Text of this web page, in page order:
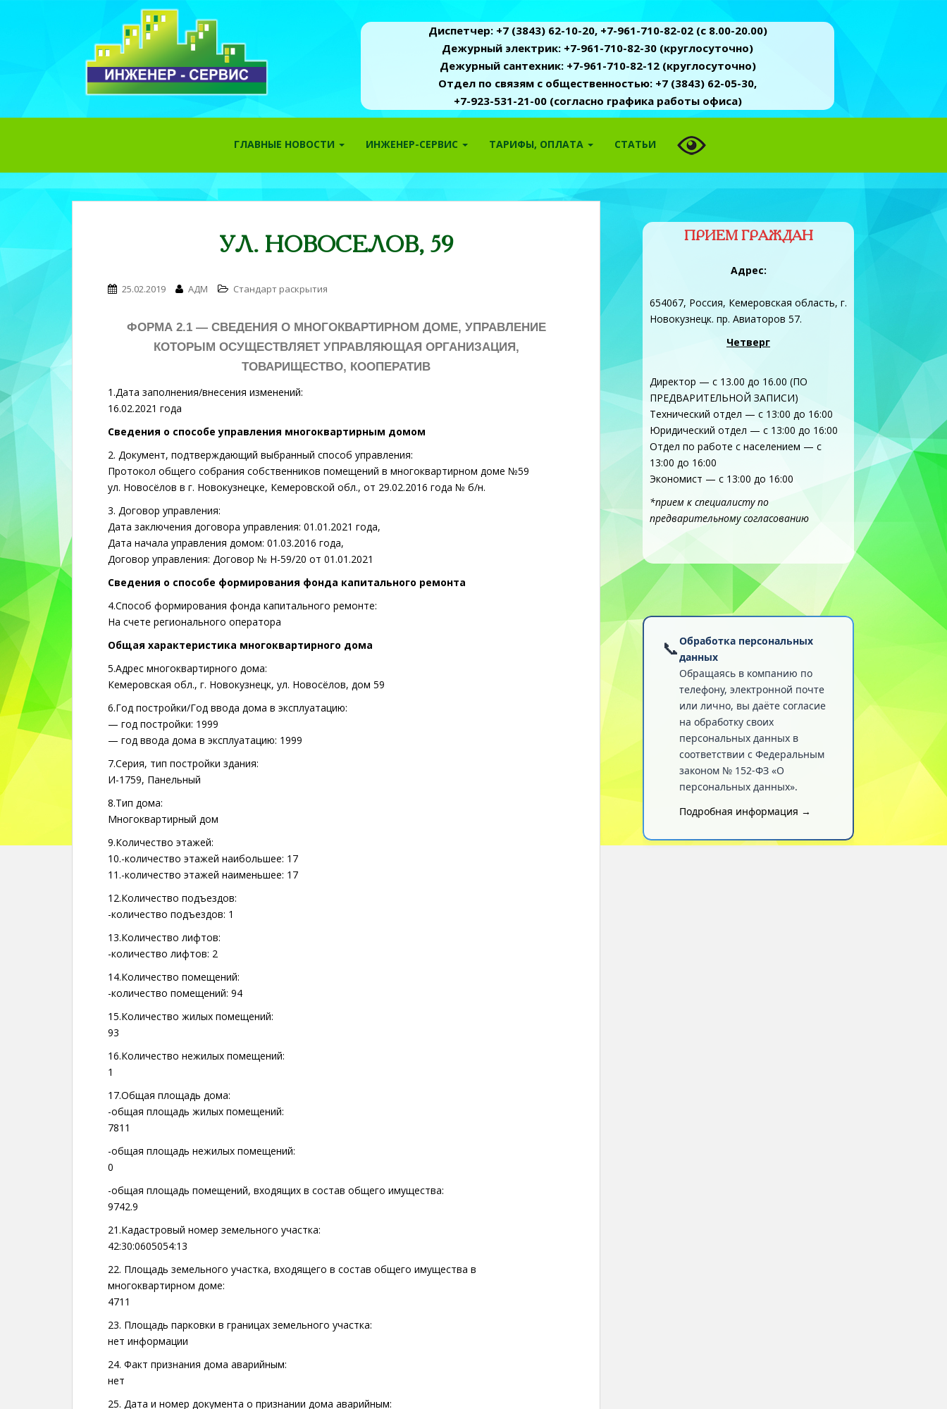
Диспетчер: +7 (3843) 62-10-20, +7-961-710-82-02 (c 8.00-20.00)
Дежурный электрик: +7-961-710-82-30 (круглосуточно)
Дежурный сантехник: +7-961-710-82-12 (круглосуточно)
Отдел по связям с общественностью: +7 (3843) 62-05-30,
+7-923-531-21-00 (согласно графика работы офиса)
p
t
i
n
ГЛАВНЫЕ НОВОСТИ ИНЖЕНЕР-СЕРВИС ТАРИФЫ, ОПЛАТА СТАТЬИ
УЛ. НОВОСЕЛОВ, 59
25.02.2019 АДМ Стандарт раскрытия
ФОРМА 2.1 —СВЕДЕНИЯ О МНОГОКВАРТИРНОМ ДОМЕ, УПРАВЛЕНИЕ
КОТОРЫМ ОСУЩЕСТВЛЯЕТ УПРАВЛЯЮЩАЯ ОРГАНИЗАЦИЯ,
ТОВАРИЩЕСТВО, КООПЕРАТИВ
1.Дата заполнения/внесения изменений:
16.02.2021 года
Сведения о способе управления многоквартирным домом
2. Документ, подтверждающий выбранный способ управления:
Протокол общего собрания собственников помещений в многоквартирном доме №59
ул. Новосёлов в г. Новокузнецке, Кемеровской обл., от 29.02.2016 года № б/н.
3. Договор управления:
Дата заключения договора управления: 01.01.2021 года,
Дата начала управления домом: 01.03.2016 года,
Договор управления: Договор № Н-59/20 от 01.01.2021
Сведения о способе формирования фонда капитального ремонта
4.Способ формирования фонда капитального ремонте:
На счете регионального оператора
Общая характеристика многоквартирного дома
5.Адрес многоквартирного дома:
Кемеровская обл., г. Новокузнецк, ул. Новосёлов, дом 59
6.Год постройки/Год ввода дома в эксплуатацию:
— год постройки: 1999
— год ввода дома в эксплуатацию: 1999
7.Серия, тип постройки здания:
И-1759, Панельный
8.Тип дома:
Многоквартирный дом
9.Количество этажей:
10.-количество этажей наибольшее: 17
11.-количество этажей наименьшее: 17
12.Количество подъездов:
-количество подъездов: 1
13.Количество лифтов:
-количество лифтов: 2
14.Количество помещений:
-количество помещений: 94
15.Количество жилых помещений:
93
16.Количество нежилых помещений:
1
17.Общая площадь дома:
-общая площадь жилых помещений:
7811
-общая площадь нежилых помещений:
0
-общая площадь помещений, входящих в состав общего имущества:
9742.9
21.Кадастровый номер земельного участка:
42:30:0605054:13
22. Площадь земельного участка, входящего в состав общего имущества в
многоквартирном доме:
4711
23. Площадь парковки в границах земельного участка:
нет информации
24. Факт признания дома аварийным:
нет
25. Дата и номер документа о признании дома аварийным:
ПРИЕМ ГРАЖДАН
Адрес:
654067, Россия, Кемеровская область, г.
Новокузнецк. пр. Авиаторов 57.
Четверг
Директор — с 13.00 до 16.00 (ПО
ПРЕДВАРИТЕЛЬНОЙ ЗАПИСИ)
Технический отдел — с 13:00 до 16:00
Юридический отдел — с 13:00 до 16:00
Отдел по работе с населением — с
13:00 до 16:00
Экономист — с 13:00 до 16:00
*прием к специалисту по
предварительному согласованию
📞Обработка персональных
данных
Обращаясь в компанию по
телефону, электронной почте
или лично, вы даёте согласие
на обработку своих
персональных данных в
соответствии с Федеральным
законом № 152-ФЗ «О
персональных данных».
Подробная информация →